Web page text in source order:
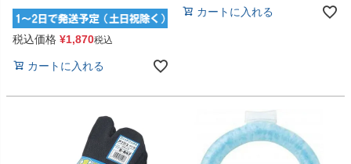
税込価格 ¥1,870税込
カートに入れる
カートに入れる